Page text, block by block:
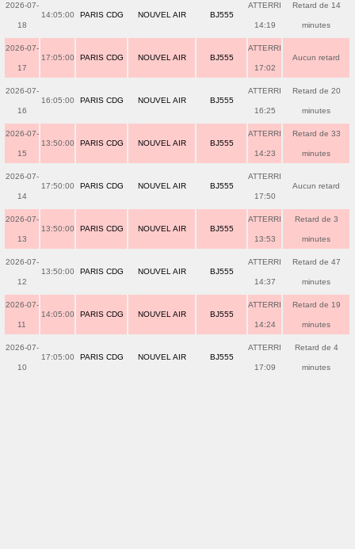
2026-07-
18
14:05:00 PARIS CDG NOUVEL AIR BJ555
ATTERRI
14:19
Retard de 14
minutes
2026-07-
17
17:05:00 PARIS CDG NOUVEL AIR BJ555
ATTERRI
17:02
Aucun retard
2026-07-
16
16:05:00 PARIS CDG NOUVEL AIR BJ555
ATTERRI
16:25
Retard de 20
minutes
2026-07-
15
13:50:00 PARIS CDG NOUVEL AIR BJ555
ATTERRI
14:23
Retard de 33
minutes
2026-07-
14
17:50:00 PARIS CDG NOUVEL AIR BJ555
ATTERRI
17:50
Aucun retard
2026-07-
13
13:50:00 PARIS CDG NOUVEL AIR BJ555
ATTERRI
13:53
Retard de 3
minutes
2026-07-
12
13:50:00 PARIS CDG NOUVEL AIR BJ555
ATTERRI
14:37
Retard de 47
minutes
2026-07-
11
14:05:00 PARIS CDG NOUVEL AIR BJ555
ATTERRI
14:24
Retard de 19
minutes
2026-07-
10
17:05:00 PARIS CDG NOUVEL AIR BJ555
ATTERRI
17:09
Retard de 4
minutes